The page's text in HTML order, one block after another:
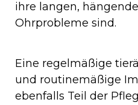
ihre langen,
Ohrprobleme sind.
Eine regelmäßige
und routinemäßige
ebenfalls Teil der